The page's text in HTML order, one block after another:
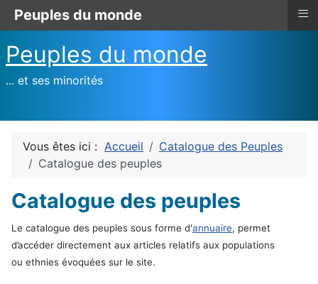
Peuples du monde
... et ses minorités
Vous êtes ici : Accueil
Catalogue des Peuples
Catalogue des peuples
Catalogue des peuples
Le catalogue des peuples sous forme d'annuaire, permet
d’accéder directement aux articles relatifs aux populations
ou ethnies évoquées sur le site.
Peuples du monde ≡